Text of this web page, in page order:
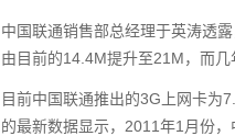
中国联通销售部总经理于英涛透
由目前的14.4M提升至21M，而几
目前中国联通推出的3G上网卡为
的最新数据显示，2011年1月份